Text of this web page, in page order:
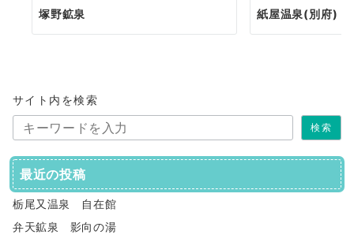
塚野鉱泉 紙屋温泉(別府)
サイト内を検索
検索
最近の投稿
栃尾又温泉 自在館
弁天鉱泉 影向の湯